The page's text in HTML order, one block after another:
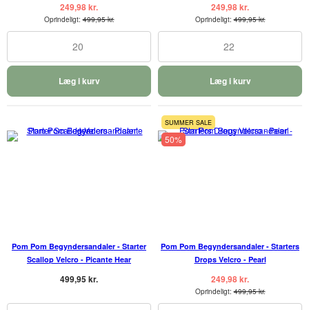
249,98 kr.
Oprindeligt:499,95 kr.
20
Læg i kurv
249,98 kr.
Oprindeligt:499,95 kr.
22
Læg i kurv
Pom Pom Begyndersandaler - Starter
Scallop Velcro - Picante Hear
499,95 kr.
SUMMER SALE
50%
Pom Pom Begyndersandaler - Starters
Drops Velcro - Pearl
249,98 kr.
Oprindeligt:499,95 kr.